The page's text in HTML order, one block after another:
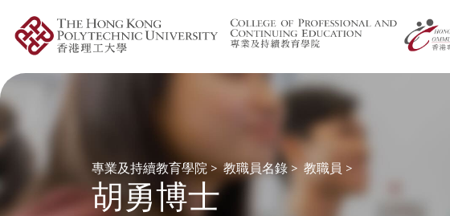
專業及持續教育學院 > 教職員名錄 > 教職員 >
胡勇博士